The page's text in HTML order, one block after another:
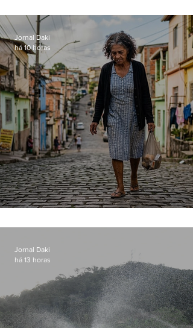
loja
Jornal Daki
há 10 horas
Jornal Daki
há 13 horas